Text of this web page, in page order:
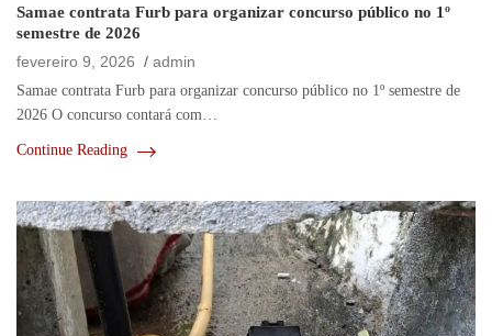
Samae contrata Furb para organizar concurso público no 1º
semestre de 2026
fevereiro 9, 2026
admin
Samae contrata Furb para organizar concurso público no 1º semestre de
2026 O concurso contará com…
Continue Reading